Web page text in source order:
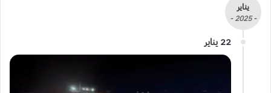
يناير
- 2025 -
22 يناير